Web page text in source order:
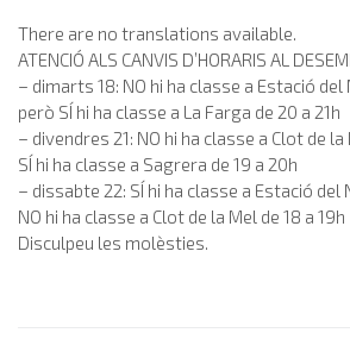
There are no translations available.
ATENCIÓ ALS CANVIS D’HORARIS AL
– dimarts 18: NO hi ha classe a Estació del
però SÍ hi ha classe a La Farga de 20 a 21h
– divendres 21: NO hi ha classe a Clot de la
SÍ hi ha classe a Sagrera de 19 a 20h
– dissabte 22: SÍ hi ha classe a Estació del
NO hi ha classe a Clot de la Mel de 18 a 19h
Disculpeu les molèsties.